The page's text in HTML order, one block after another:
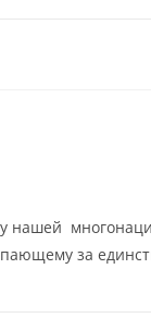
нашей
за